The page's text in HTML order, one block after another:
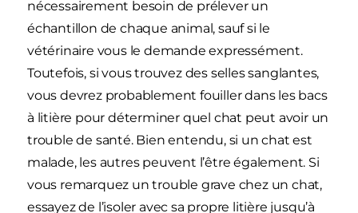
nécessairement besoin de prélever un
échantillon de chaque animal, sauf si le
vétérinaire vous le demande expressément.
Toutefois, si vous trouvez des selles sanglantes,
vous devrez probablement fouiller dans les bacs
à litière pour déterminer quel chat peut avoir un
trouble de santé. Bien entendu, si un chat est
malade, les autres peuvent l’être également. Si
vous remarquez un trouble grave chez un chat,
essayez de l’isoler avec sa propre litière jusqu’à